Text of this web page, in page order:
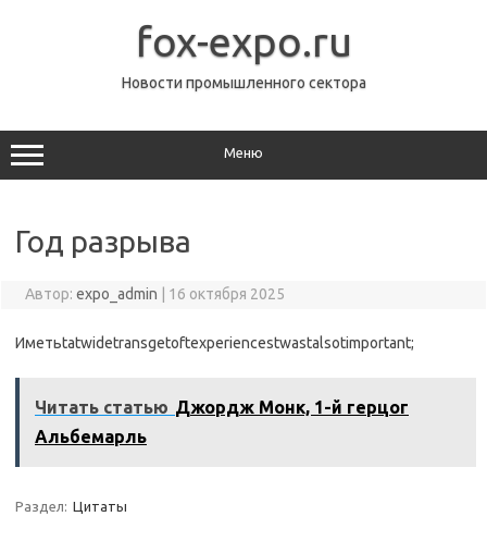
fox-expo.ru
Новости промышленного сектора
Меню
Год разрыва
Автор: expo_admin 16 октября 2025
Иметьtatwidetransgetoftexperiencestwastalsotimportant;
Читать статью Джордж Монк, 1-й герцог
Альбемарль
Раздел: Цитаты